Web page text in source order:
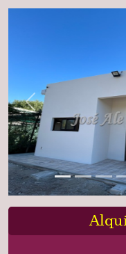
Previous